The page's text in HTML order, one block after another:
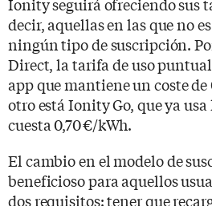
Ionity seguirá ofreciendo sus
decir, aquellas en las que no
ningún tipo de suscripción.
Direct, la tarifa de uso
app que mantiene un coste de
otro está Ionity Go, que ya
cuesta 0,70 €/kWh.
El cambio en el modelo de
beneficioso para aquellos
dos requisitos: tener que